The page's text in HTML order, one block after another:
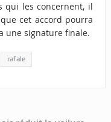
qui les concernent, il
cet accord pourra
une signature finale.
rafale